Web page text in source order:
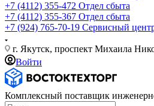
+7 (4112) 355-472 Отдел сбыта
+7 (4112) 355-367 Отдел сбыта
+7 (924) 765-70-19 Сервисный
г. Якутск, проспект Михаила
Войти
Комплексный поставщик